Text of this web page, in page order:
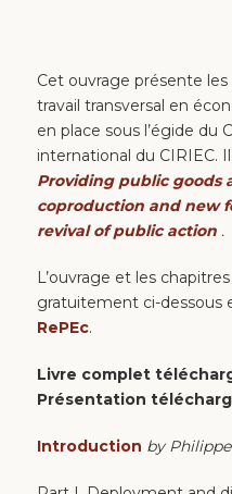
Cet ouvrage présente
travail transversal en
en place sous l’égide du
international du CIRIEC.
Providing public goods
coproduction and new
revival of public action .
L’ouvrage et les
gratuitement ci-dessous
RePEc.
Livre complet
Présentation
Introduction by